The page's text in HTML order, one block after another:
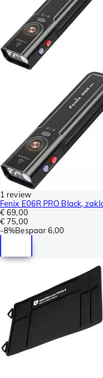
1 review
Fenix E06R PRO Black,
€ 69,00
€ 75,00
-8%Bespaar6,00